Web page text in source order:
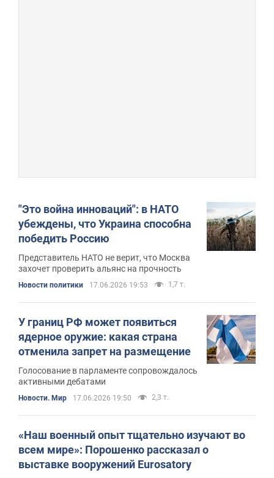
"Это война инноваций": в НАТО
убеждены, что Украина способна
победить Россию
Представитель НАТО не верит, что Москва
захочет проверить альянс на прочность
Новости политики 17.06.2026 19:53 1,7 т.
У границ РФ может появиться
ядерное оружие: какая страна
отменила запрет на размещение
Голосование в парламенте сопровождалось
активными дебатами
Новости. Мир 17.06.2026 19:50 2,3 т.
«Наш военный опыт тщательно изучают во
всем мире»: Порошенко рассказал о
выставке вооружений Eurosatory